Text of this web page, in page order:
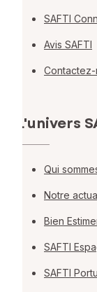
SAFTI
Avis SAFTI
Contactez-
L'univers
Qui
Notre
Bien
SAFTI
SAFTI